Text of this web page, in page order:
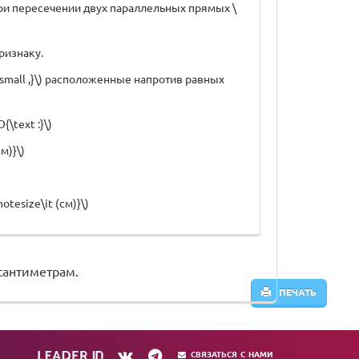
ПЕЧАТЬ
пересечении двух параллельных прямых \
,}\) расположенные напротив равных
:}\)
(см)}\)
СВЯЗАТЬСЯ С НАМИ